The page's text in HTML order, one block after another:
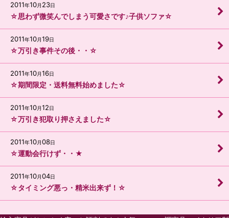
2011年10月 23日
☆思わず微笑んでしまう可愛さです♪子供ソファ☆
2011年10月19日
☆万引き事件その後・・☆
2011年10月16日
☆期間限定・送料無料始めました☆
2011年10月12日
☆万引き犯取り押さえました☆
2011年10月08日
☆運動会行けず・・★
2011年10月04日
☆タイミング悪っ・精米出来ず！☆